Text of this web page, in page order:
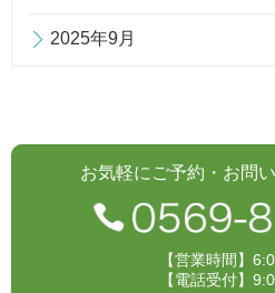
2025年9月
お気軽にご予約・お問
【営業時間】
【電話受付】